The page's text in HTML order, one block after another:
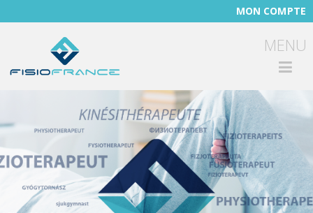
MON COMPTE
Toggle
Menu
MENU